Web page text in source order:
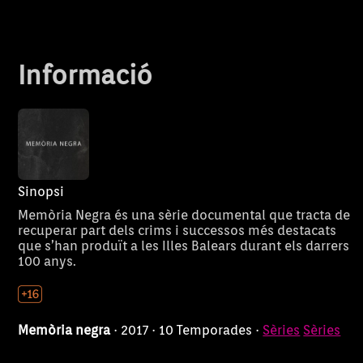
Informació
Sinopsi
Memòria Negra és una sèrie documental que tracta de
recuperar part dels crims i successos més destacats
que s’han produït a les Illes Balears durant els darrers
100 anys.
Memòria negra · 2017 · 10 Temporades · Sèries Sèries